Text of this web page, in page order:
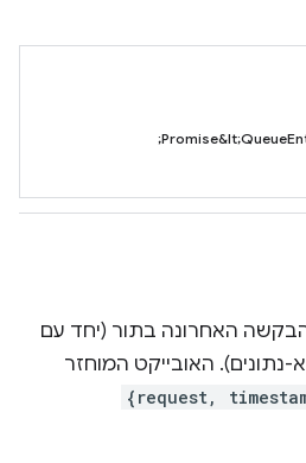
האחרונה בתור (יחד עם
נתונים). האובייקט המוחזר
{request,